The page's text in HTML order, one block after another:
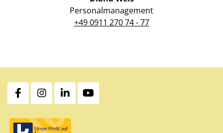
Personalmanagement
+49 0911 270 74 - 77